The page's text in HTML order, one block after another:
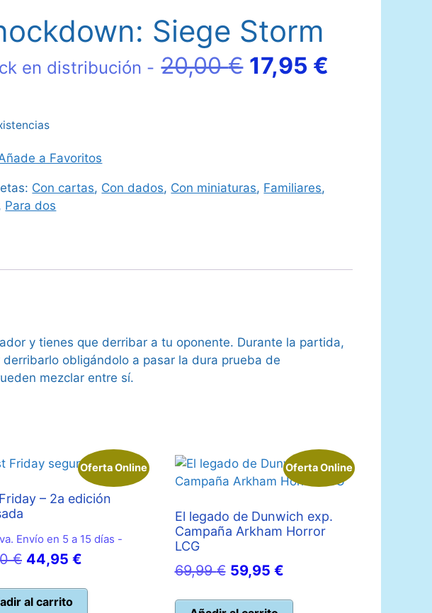
Siege Storm
en distribución - 20,00€ El
20,00 €.
17,95 €
a Favoritos
Con cartas, Con dados, Con miniaturas, Familiares,
Para dos
y tienes que derribar a tu oponente. Durante la partida,
obligándolo a pasar la dura prueba de
mezclar entre sí.
Oferta Online
– 2a edición
Envío en 5 a 15 días -
€ El
original
44,95 €
al carrito
Oferta Online
El legado de Dunwich exp.
Campaña Arkham Horror
LCG
69,99€ El
59,95 €El